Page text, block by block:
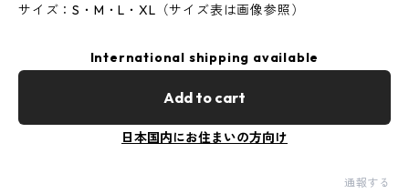
サイズ：S・M・L・XL（サイズ表は画像参照）
International shipping available
Add to cart
日本国内にお住まいの方向け
通報する